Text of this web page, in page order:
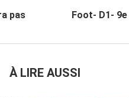
pas
Foot- D1-
À LIRE AUSSI